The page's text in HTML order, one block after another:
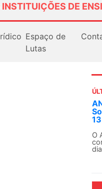
DE
Espaço de
Lutas
O